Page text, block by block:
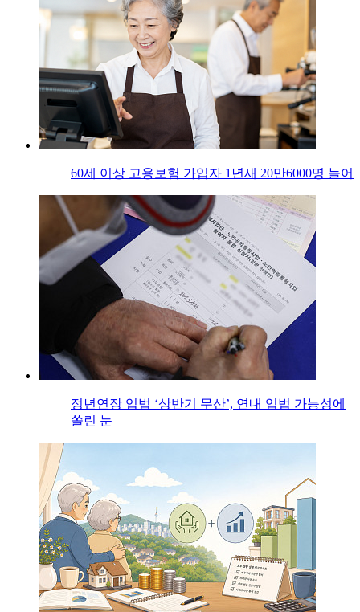
60세 이상 고용보험 가입자 1년새 20만6000명 늘어
정년연장 입법 ‘상반기 무산’, 연내 입법 가능성에
쏠린 눈